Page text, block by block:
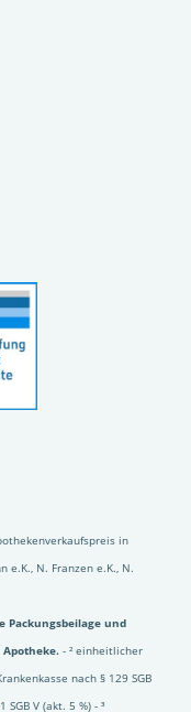
in
e.K., N. Franzen e.K., N.
Packungsbeilage und
- ² einheitlicher
nach § 129 SGB
V (akt. 5 %) - ³